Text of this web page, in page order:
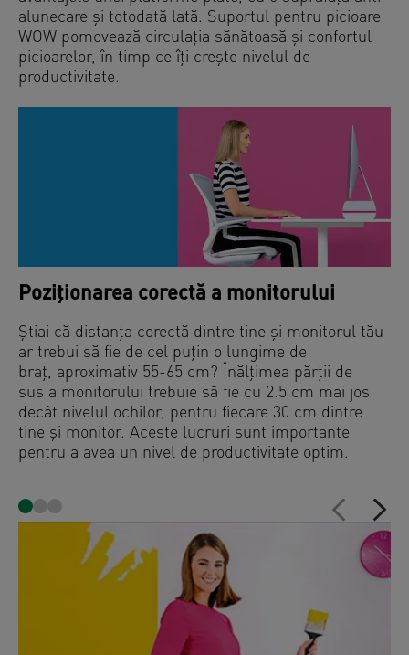
alunecare și totodată lată. Suportul pentru picioare
WOW pomovează circulația sănătoasă și confortul
picioarelor, în timp ce îți crește nivelul de
productivitate.
MODUL CORECT ÎN CARE SĂ
Pui palma pe suport, în timp ce încheietura este
suspendată, maximizând circulația și confortul,
menținând coatele aliniate cu pieptul - aspect care
este vital pentru o postură corectă și un nivel de
energie crescut.